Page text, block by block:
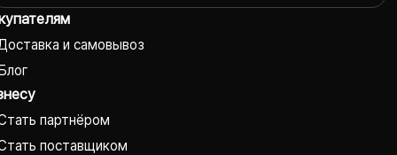
и самовывоз
партнёром
поставщиком